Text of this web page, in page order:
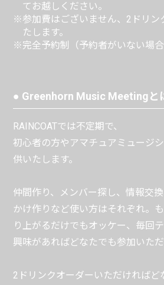
てお越しください。
※参加費はございません、2ドリン
たします。
※完全予約制（予約者がいない場合
● Greenhorn Music Meetingと
RAINCOATでは不定期で、
初心者の方やアマチュアミュージ
供いたします。
仲間作り、メンバー探し、情報交
かけ作りなど使い方はそれぞれ。
り上がるだけでもオッケー、毎回
興味があればどなたでも参加いただ
2ドリンクオーダーいただければど